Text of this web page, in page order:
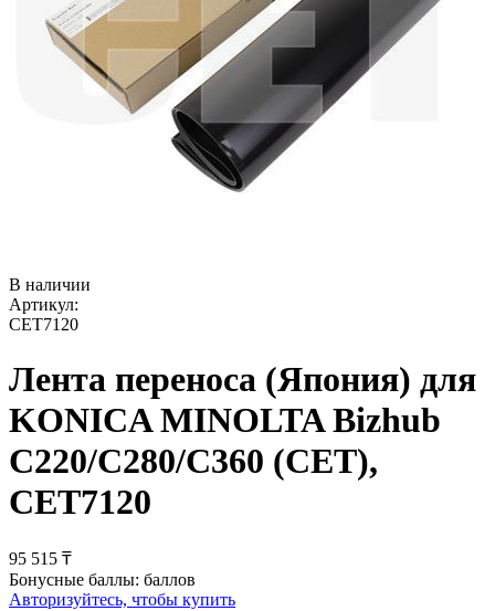
В наличии
Артикул:
CET7120
Лента переноса (Япония) для
KONICA MINOLTA Bizhub
C220/C280/C360 (CET),
CET7120
95 515 ₸
Бонусные баллы: баллов
Авторизуйтесь, чтобы купить